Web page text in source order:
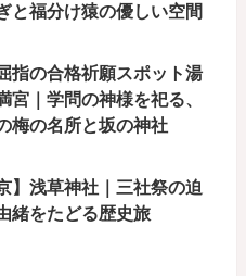
と福分け猿の優しい空間
指の合格祈願スポット湯
宮｜学問の神様を祀る、
梅の名所と坂の神社
】浅草神社｜三社祭の迫
緒をたどる歴史旅